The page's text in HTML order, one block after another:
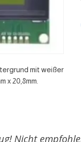
mit weißer
x 20,8mm.
Nicht